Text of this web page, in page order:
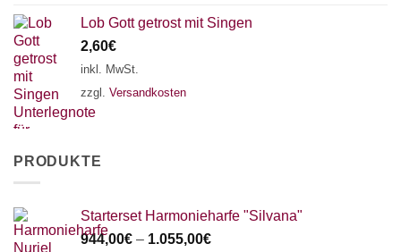
Lob Gott getrost mit Singen
2,60€
inkl. MwSt.
zzgl. Versandkosten
PRODUKTE
Starterset Harmonieharfe "Silvana"
944,00€ – 1.055,00€